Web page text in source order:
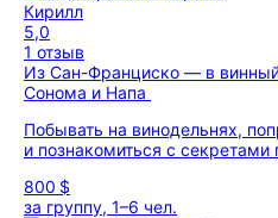
Кирилл
5,0
1 отзыв
Из Сан-Франциско — в
Сонома и Напа
Побывать на винодельнях,
и познакомиться с секретами
800 $
за группу, 1–6 чел.